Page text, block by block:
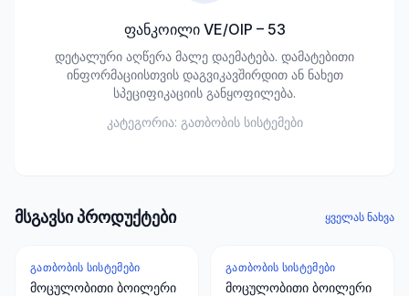
კლიმატური
ტექნიკა
ელექტრო
მასალები
პროდუქტი
ფანკოილი VE/OIP – 53
დეტალური აღწერა მალე დაემატება. დამატებითი
ინფორმაციისთვის დაგვიკავშირდით ან ნახეთ
სპეციფიკაციის განყოფილება.
კატეგორია: გათბობის სისტემები
მსგავსი პროდუქტები ყველას ნახვა
ᲒᲐᲗᲑᲝᲑᲘᲡ ᲡᲘᲡᲢᲔᲛᲔᲑᲘ
მოცულობითი ბოილერი
ᲒᲐᲗᲑᲝᲑᲘᲡ ᲡᲘᲡᲢᲔᲛᲔᲑᲘ
მოცულობითი ბოილერი